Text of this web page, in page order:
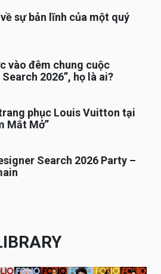
sự bản lĩnh của một quý
vào đêm chung cuộc
2026”, họ là ai?
phục Louis Vuitton tại
Mắt Mở”
Search 2026 Party –